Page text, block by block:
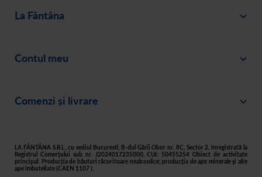
La Fântâna
Despre noi
Recomandă un prieten
Filtre apă acasă
Contul meu
Creează-ți cont
Asistență
Comenzi și livrare
Livrare
Retur
LA FÂNTÂNA S.R.L., cu sediul Bucuresti, B-dul Gării Obor nr. 8C, Sector 2, înregistrată la
Registrul Comerţului sub nr. J2024017235000, CUI: 50455254 Obiect de activitate
principal: Producţia de băuturi răcoritoare nealcoolice; producţia de ape minerale şi alte
ape îmbuteliate (CAEN 1107 ).